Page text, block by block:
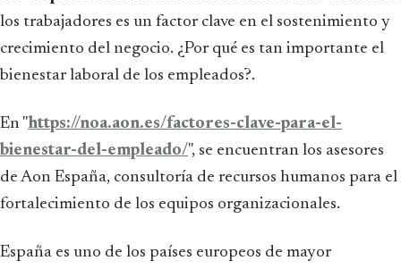
los trabajadores es un factor clave en el sostenimiento y
crecimiento del negocio. ¿Por qué es tan importante el
bienestar laboral de los empleados?.
En "https://noa.aon.es/factores-clave-para-el-
bienestar-del-empleado/", se encuentran los asesores
de Aon España, consultoría de recursos humanos para el
fortalecimiento de los equipos organizacionales.
España es uno de los países europeos de mayor